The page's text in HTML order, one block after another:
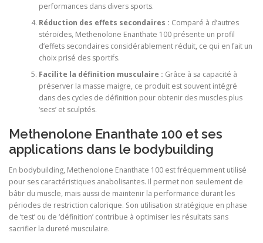
performances dans divers sports.
Réduction des effets secondaires : Comparé à d’autres
stéroïdes, Methenolone Enanthate 100 présente un profil
d’effets secondaires considérablement réduit, ce qui en fait un
choix prisé des sportifs.
Facilite la définition musculaire : Grâce à sa capacité à
préserver la masse maigre, ce produit est souvent intégré
dans des cycles de définition pour obtenir des muscles plus
‘secs’ et sculptés.
Methenolone Enanthate 100 et ses
applications dans le bodybuilding
En bodybuilding, Methenolone Enanthate 100 est fréquemment utilisé
pour ses caractéristiques anabolisantes. Il permet non seulement de
bâtir du muscle, mais aussi de maintenir la performance durant les
périodes de restriction calorique. Son utilisation stratégique en phase
de ‘test’ ou de ‘définition’ contribue à optimiser les résultats sans
sacrifier la dureté musculaire.